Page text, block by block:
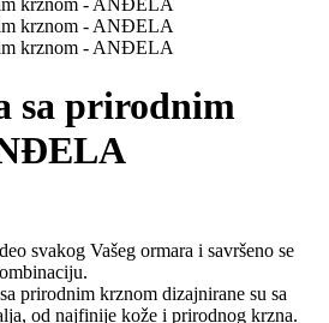
sa prirodnim
svakog Vašeg ormara i savršeno se
prirodnim krznom dizajnirane su sa
od najfinije kože i prirodnog krzna.